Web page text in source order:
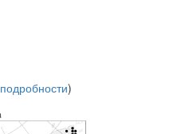
подробности)